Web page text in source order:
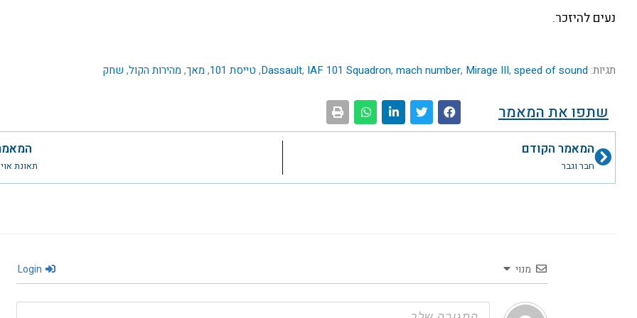
נעים להיזכר.
תגיות: Dassault, IAF 101 Squadron, mach number, Mirage III, speed of sound
, טייסת 101 ,מאך,מהירות הקול, שחק
שתפו את המאמר
קודםהמאמר הקודם
חבר וגבר תאונת אויה
מנוי